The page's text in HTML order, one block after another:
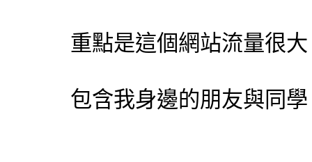
重點是這個網站流量很
包含我身邊的朋友與同學